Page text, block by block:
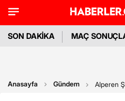
SON DAKİKA MAÇ
Anasayfa Gündem Alperen